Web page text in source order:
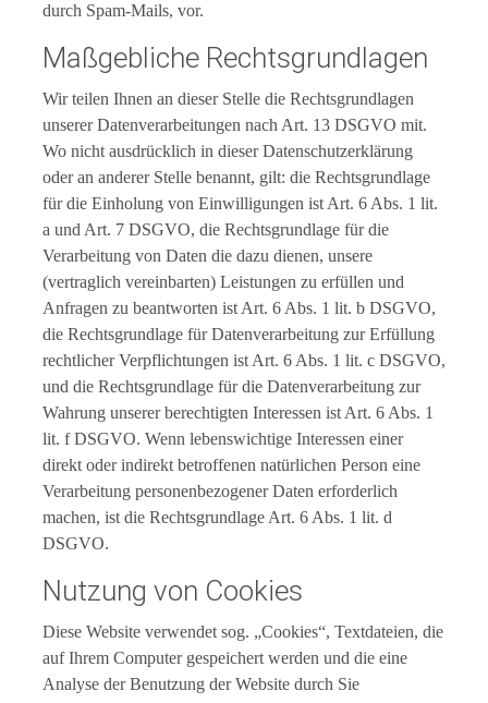
durch Spam-Mails, vor.
Maßgebliche Rechtsgrundlagen
Wir teilen Ihnen an dieser Stelle die Rechtsgrundlagen
unserer Datenverarbeitungen nach Art. 13 DSGVO mit.
Wo nicht ausdrücklich in dieser Datenschutzerklärung
oder an anderer Stelle benannt, gilt: die Rechtsgrundlage
für die Einholung von Einwilligungen ist Art. 6 Abs. 1 lit.
a und Art. 7 DSGVO, die Rechtsgrundlage für die
Verarbeitung von Daten die dazu dienen, unsere
(vertraglich vereinbarten) Leistungen zu erfüllen und
Anfragen zu beantworten ist Art. 6 Abs. 1 lit. b DSGVO,
die Rechtsgrundlage für Datenverarbeitung zur Erfüllung
rechtlicher Verpflichtungen ist Art. 6 Abs. 1 lit. c DSGVO,
und die Rechtsgrundlage für die Datenverarbeitung zur
Wahrung unserer berechtigten Interessen ist Art. 6 Abs. 1
lit. f DSGVO. Wenn lebenswichtige Interessen einer
direkt oder indirekt betroffenen natürlichen Person eine
Verarbeitung personenbezogener Daten erforderlich
machen, ist die Rechtsgrundlage Art. 6 Abs. 1 lit. d
DSGVO.
Nutzung von Cookies
Diese Website verwendet sog. „Cookies“, Textdateien, die
auf Ihrem Computer gespeichert werden und die eine
Analyse der Benutzung der Website durch Sie